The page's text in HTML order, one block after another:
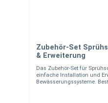
Zubehör-Set
& Erweiterung
Das Zubehör-Set für
einfache Installation und
Bewässerungssysteme.